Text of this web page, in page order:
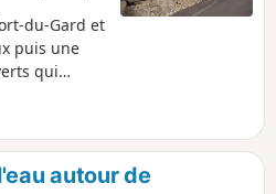
du-Gard et
puis une
qui
une
autour de